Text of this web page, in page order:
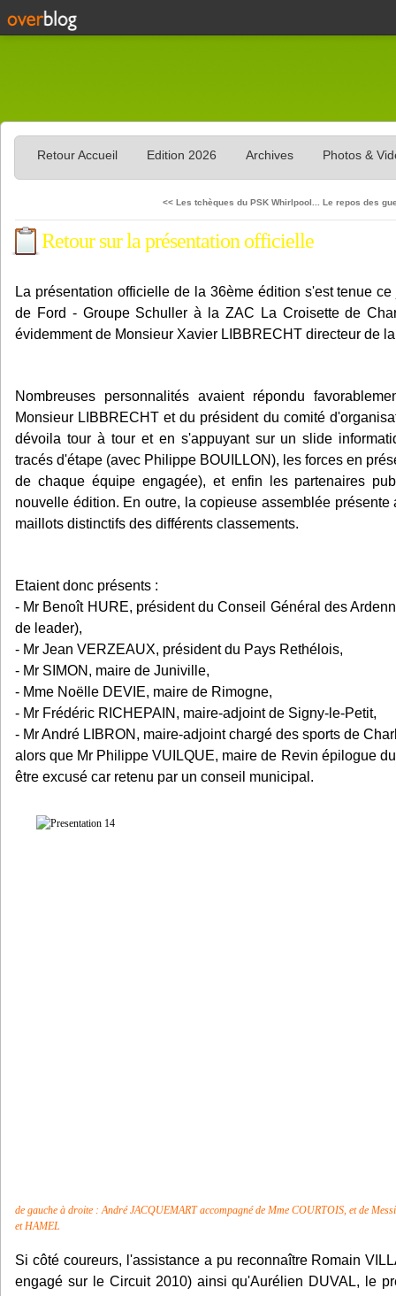
Retour Accueil Edition 2026 Archives Photos &
<< Les tchèques du PSK Whirlpool... Le repos des
Retour sur la présentation officielle
La présentation officielle de la 36ème édition s'est tenue
de Ford - Groupe Schuller à la ZAC La Croisette de
évidemment de Monsieur Xavier LIBBRECHT directeur de
Nombreuses personnalités avaient répondu
Monsieur LIBBRECHT et du président du comité
dévoila tour à tour et en s'appuyant sur un slide
tracés d'étape (avec Philippe BOUILLON), les forces en
de chaque équipe engagée), et enfin les partenaires
nouvelle édition. En outre, la copieuse assemblée
maillots distinctifs des différents classements.
Etaient donc présents :
- Mr Benoît HURE, président du Conseil Général des
de leader),
- Mr Jean VERZEAUX, président du Pays Rethélois,
- Mr SIMON, maire de Juniville,
- Mme Noëlle DEVIE, maire de Rimogne,
- Mr Frédéric RICHEPAIN, maire-adjoint de Signy-le-Petit,
- Mr André LIBRON, maire-adjoint chargé des sports de
alors que Mr Philippe VUILQUE, maire de Revin épilogue
être excusé car retenu par un conseil municipal.
de gauche à droite : André JACQUEMART accompagné de Mme COURTOIS, et de
et HAMEL
Si côté coureurs, l'assistance a pu reconnaître Romain
engagé sur le Circuit 2010) ainsi qu'Aurélien DUVAL, le